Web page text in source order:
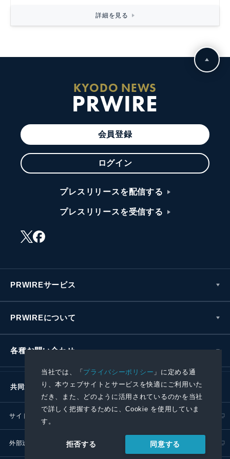
当社では、「プライバシーポリシー 」に定める通
り、本ウェブサイトとサービスを快適にご利用いた
だき、また、どのように活用されているのかを当社
で詳しく把握するために、Cookie を使用していま
す。
拒否する 同意する
詳細を見る
KYODO NEWS
PRWIRE
会員登録
ログイン
プレスリリースを配信する
プレスリリースを受信する
PRWIREサービス
PRWIREについて
各種お問い合わせ
共同通信社グループ
サイトポリシー
外部送信ポリシー プレスリリース取扱基準